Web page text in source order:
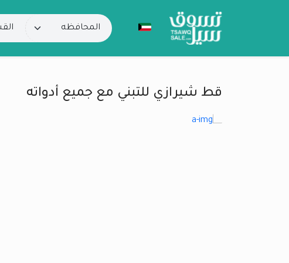
قط شيرازي للتبني مع جميع أدواته